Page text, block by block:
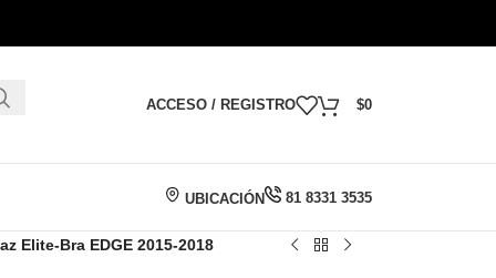
ACCESO / REGISTRO $0
UBICACIÓN 81 8331 3535
Elite-Bra EDGE 2015-2018